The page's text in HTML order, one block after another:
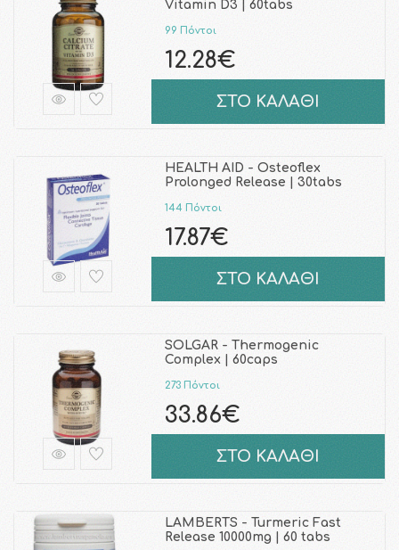
Vitamin D3 | 60tabs
99 Πόντοι
12.28€
ΣΤΟ ΚΑΛΑΘΙ
HEALTH AID - Osteoflex
Prolonged Release | 30tabs
144 Πόντοι
17.87€
ΣΤΟ ΚΑΛΑΘΙ
SOLGAR - Thermogenic
Complex | 60caps
273 Πόντοι
33.86€
ΣΤΟ ΚΑΛΑΘΙ
LAMBERTS - Turmeric Fast
Release 10000mg | 60 tabs